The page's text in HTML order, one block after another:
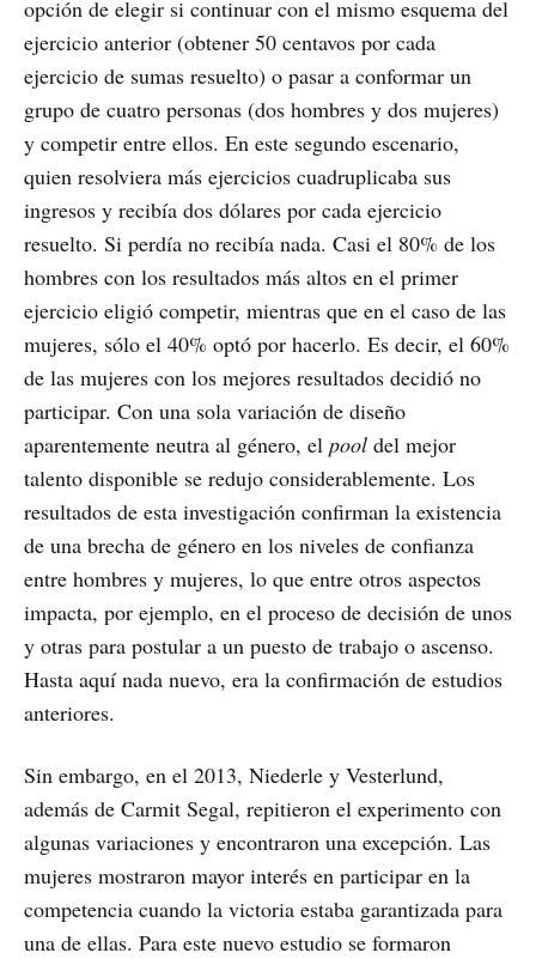
opción de elegir si continuar con el mismo esquema del
ejercicio anterior (obtener 50 centavos por cada
ejercicio de sumas resuelto) o pasar a conformar un
grupo de cuatro personas (dos hombres y dos mujeres)
y competir entre ellos. En este segundo escenario,
quien resolviera más ejercicios cuadruplicaba sus
ingresos y recibía dos dólares por cada ejercicio
resuelto. Si perdía no recibía nada. Casi el 80% de los
hombres con los resultados más altos en el primer
ejercicio eligió competir, mientras que en el caso de las
mujeres, sólo el 40% optó por hacerlo. Es decir, el 60%
de las mujeres con los mejores resultados decidió no
participar. Con una sola variación de diseño
aparentemente neutra al género, el pool del mejor
talento disponible se redujo considerablemente. Los
resultados de esta investigación confirman la existencia
de una brecha de género en los niveles de confianza
entre hombres y mujeres, lo que entre otros aspectos
impacta, por ejemplo, en el proceso de decisión de unos
y otras para postular a un puesto de trabajo o ascenso.
Hasta aquí nada nuevo, era la confirmación de estudios
anteriores.
Sin embargo, en el 2013, Niederle y Vesterlund,
además de Carmit Segal, repitieron el experimento con
algunas variaciones y encontraron una excepción. Las
mujeres mostraron mayor interés en participar en la
competencia cuando la victoria estaba garantizada para
una de ellas. Para este nuevo estudio se formaron